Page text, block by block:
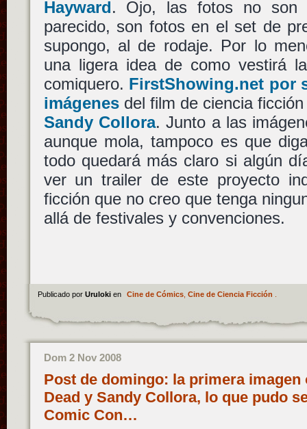
Hayward. Ojo, las fotos no son
parecido, son fotos en el set de
supongo, al de rodaje. Por lo
una ligera idea de como vestirá
comiquero. FirstShowing.net por
imágenesdel film de ciencia
Sandy Collora. Junto a las
aunque mola, tampoco es que
todo quedará más claro si algún
ver un trailer de este proyecto
ficción que no creo que tenga
allá de festivales y convenciones.
Publicado por Uruloki en Cine de Cómics, Cine de Ciencia Ficción
Dom 2 Nov 2008
Post de domingo: la primera
Dead y Sandy Collora, lo que pudo
Comic Con…